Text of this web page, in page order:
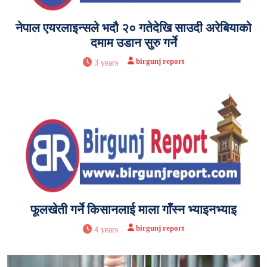
नेपाल एयरलाइन्सले भदौ २० गतेदेखि साउदी अरेबियाको
दमाम उडान सुरु गर्ने
3 years birgunj report
फूलखेती गर्ने किसानलाई माला गाँस्न भ्याइनभ्याइ
4 years birgunj report